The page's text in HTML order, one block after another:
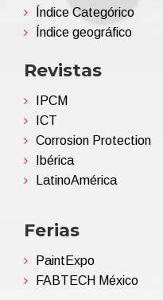
Índice Categórico
Índice geográfico
Revistas
IPCM
ICT
Corrosion Protection
Ibérica
LatinoAmérica
Ferias
PaintExpo
FABTECH México